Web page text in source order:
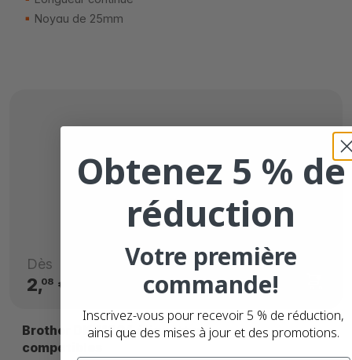
Noyau de 25mm
Dès
2,08€
Brother DK-11204 étiquettes
compatibles
Obtenez 5 % de
réduction
Votre première
commande!
Inscrivez-vous pour recevoir 5 % de réduction,
ainsi que des mises à jour et des promotions.